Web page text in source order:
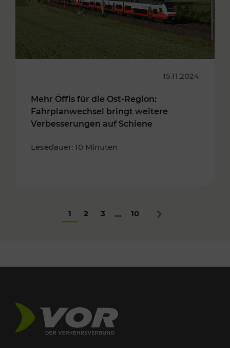
15.11.2024
Mehr Öffis für die Ost-Region:
Fahrplanwechsel bringt weitere
Verbesserungen auf Schiene
Lesedauer: 10 Minuten
1 2 3 ... 10 Nächstes